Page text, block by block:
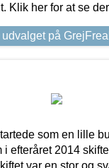
Klik her for at se
udvalget på
som en lille
i efteråret 2014
var en stor og